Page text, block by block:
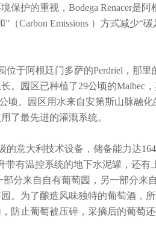
保护的重视，Bodega Renacer是
（Carbon Emissions ）方式减少“
位于阿根廷门多萨的Perdriel，那
。园区已种植了29公顷的Malbec
顷。园区用水来自安第斯山脉融
了最先进的灌溉系统。
的意大利技术设备，储备能力达
带有温控系统的地下水泥罐，还有
部分来自自有葡萄园，另一部分来
。为了酿造风味独特的葡萄酒，
防止葡萄被压碎，采摘后的葡萄